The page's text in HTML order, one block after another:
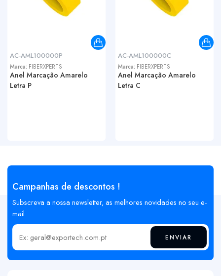
AC-AML100000P
Marca: FIBERXPERTS
Anel Marcação Amarelo
Letra P
AC-AML100000C
Marca: FIBERXPERTS
Anel Marcação Amarelo
Letra C
Campanhas de descontos !
Subscreva a nossa newsletter, as melhores novidades no seu e-
mail
Insira o seu email ENVIAR